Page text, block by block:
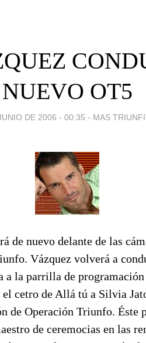
NUEVO OT5
DE 2006 - 00:35 - MAS
de nuevo delante de las
Vázquez volverá a
a la parrilla de
el cetro de Allá tú a Silvia
de Operación Triunfo. Éste
de ceremocias en las